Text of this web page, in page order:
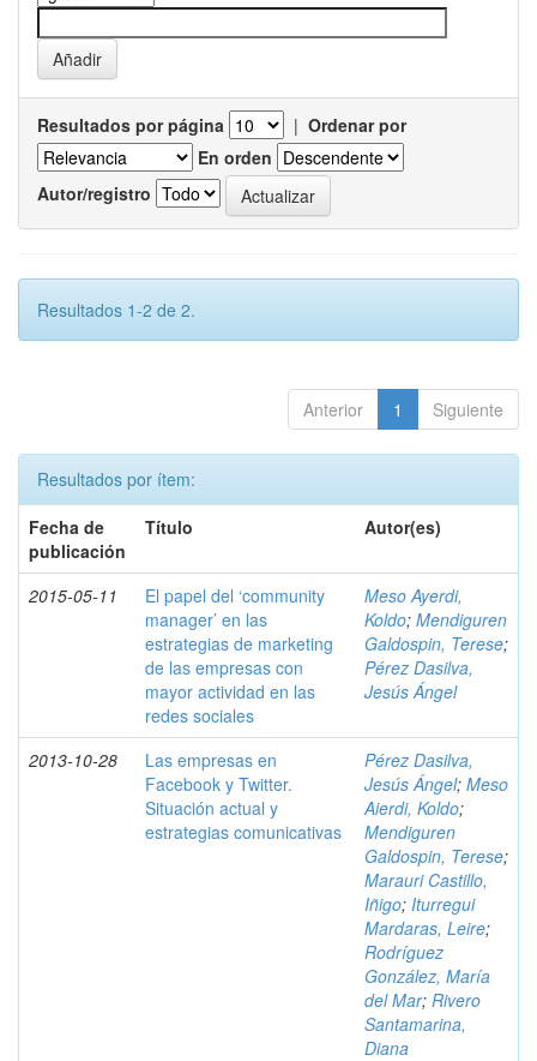
Resultados por página | Ordenar por
En orden
Autor/registro
Resultados 1-2 de 2.
Anterior 1 Siguiente
Resultados por ítem:
Fecha de
publicación
Título Autor(es)
2015-05-11
El papel del ‘community
manager’ en las
estrategias de marketing
de las empresas con
mayor actividad en las
redes sociales
Meso Ayerdi,
Koldo; Mendiguren
Galdospin, Terese;
Pérez Dasilva,
Jesús Ángel
2013-10-28
Las empresas en
Facebook y Twitter.
Situación actual y
estrategias comunicativas
Pérez Dasilva,
Jesús Ángel; Meso
Aierdi, Koldo;
Mendiguren
Galdospin, Terese;
Marauri Castillo,
Iñigo; Iturregui
Mardaras, Leire;
Rodríguez
González, María
del Mar; Rivero
Santamarina,
Diana